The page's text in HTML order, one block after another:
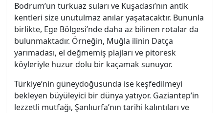
Bodrum’un turkuaz suları ve Kuşadası’nın antik
kentleri size unutulmaz anılar yaşatacaktır. Bununla
birlikte, Ege Bölgesi’nde daha az bilinen rotalar da
bulunmaktadır. Örneğin, Muğla ilinin Datça
yarımadası, el değmemiş plajları ve pitoresk
köyleriyle huzur dolu bir kaçamak sunuyor.
Türkiye’nin güneydoğusunda ise keşfedilmeyi
bekleyen büyüleyici bir dünya yatıyor. Gaziantep’in
lezzetli mutfağı, Şanlıurfa’nın tarihi kalıntıları ve